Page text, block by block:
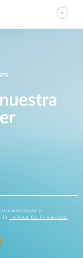
y
la
Política de Privacidad .